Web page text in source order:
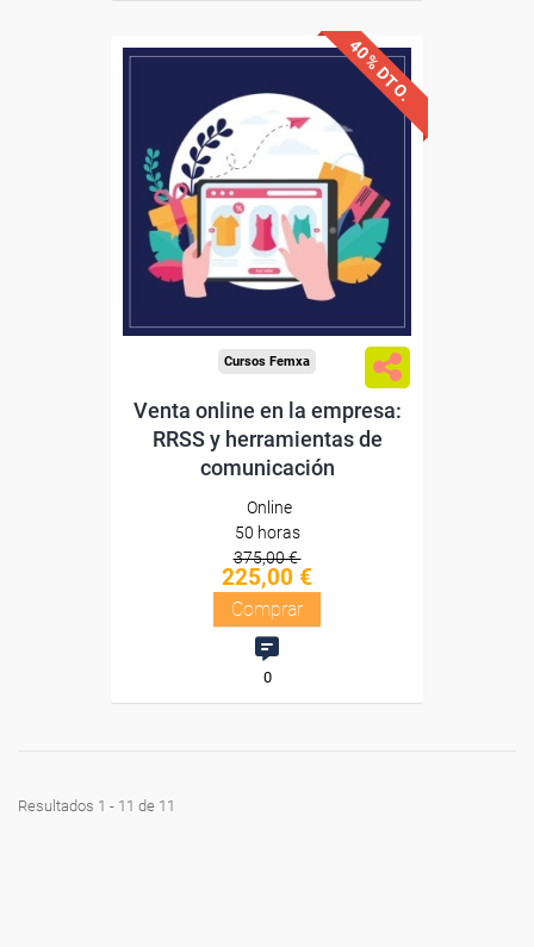
40% DTO.
Descuentos especiales
Sin requisitos de acceso
Diploma
Compra segura
Cursos Femxa
Venta online en la empresa:
RRSS y herramientas de
comunicación
Online
50 horas
375,00 €
225,00 €
Comprar
0
Resultados 1 - 11 de 11